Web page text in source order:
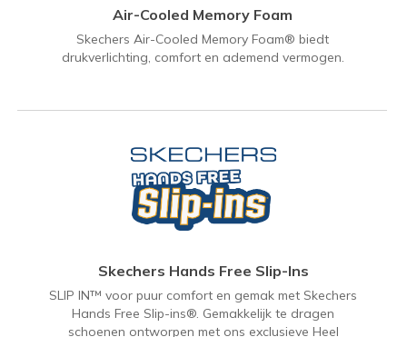
Air-Cooled Memory Foam
Skechers Air-Cooled Memory Foam® biedt
drukverlichting, comfort en ademend vermogen.
Skechers Hands Free Slip-Ins
SLIP IN™ voor puur comfort en gemak met Skechers
Hands Free Slip-ins®. Gemakkelijk te dragen
schoenen ontworpen met ons exclusieve Heel